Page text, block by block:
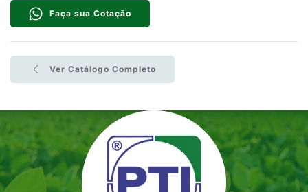
Faça sua Cotação
Ver Catálogo Completo